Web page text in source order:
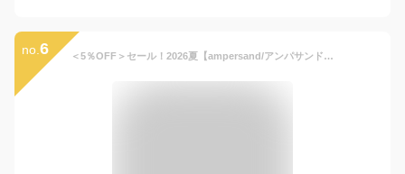
no. 6 ＜5％OFF＞セール！2026夏【ampersand/アンパサンド】サラサラ かくれんぼインナー ≪80-140cm≫ こんにちは 深あき キャミソール タンクトップ 機能性 接触冷感 吸水速乾 メッシュキッズ 肌着 下着 シャツ かわいい 男の子 女の子 見えない